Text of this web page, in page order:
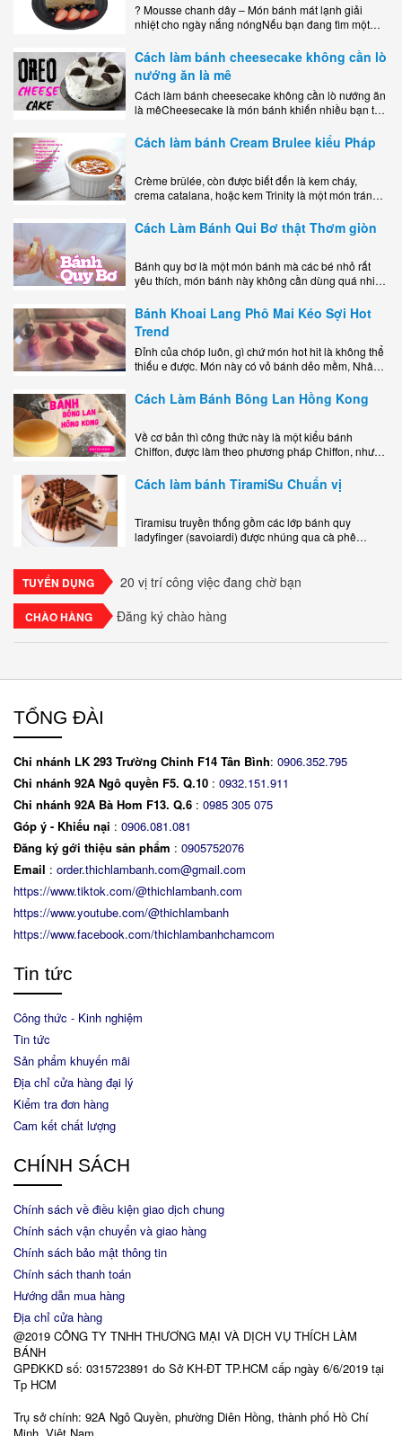
? Mousse chanh dây – Món bánh mát lạnh giải
nhiệt cho ngày nắng nóngNếu bạn đang tìm một
dễ..
Cách làm bánh cheesecake không cần lò
nướng ăn là mê
Cách làm bánh cheesecake không cần lò nướng ăn
là mêCheesecake là món bánh khiến nhiều bạn trẻ
kem..
Cách làm bánh Cream Brulee kiểu Pháp
Crème brûlée, còn được biết đến là kem cháy,
crema catalana, hoặc kem Trinity là một món tráng
lớp..
Cách Làm Bánh Qui Bơ thật Thơm giòn
Bánh quy bơ là một món bánh mà các bé nhỏ rất
yêu thích, món bánh này không cần dùng quá nhiều
Bánh Khoai Lang Phô Mai Kéo Sợi Hot
Trend
Đỉnh của chóp luôn, gì chứ món hot hit là không thể
thiếu e được. Món này có vỏ bánh dẻo mềm, Nhân
Cách Làm Bánh Bông Lan Hồng Kong
Về cơ bản thì công thức này là một kiểu bánh
Chiffon, được làm theo phương pháp Chiffon, nhưng
ngon, làm..
Cách làm bánh TiramiSu Chuẩn vị
Tiramisu truyền thống gồm các lớp bánh quy
ladyfinger (savoiardi) được nhúng qua cà phê
TUYỂN DỤNG 20 vị trí công việc đang chờ bạn
CHÀO HÀNG Đăng ký chào hàng
TỔNG ĐÀI
Chi nhánh LK 293 Trường Chinh F14 Tân Bình: 0906.352.795
Chi nhánh 92A Ngô quyền F5. Q.10 : 0932.151.911
Chi nhánh 92A Bà Hom F13. Q.6 : 0985 305 075
Góp ý - Khiếu nại : 0906.081.081
Đăng ký gới thiệu sản phẩm : 0905752076
Email : order.thichlambanh.com@gmail.com
https://www.tiktok.com/@thichlambanh.com
https://www.youtube.com/@thichlambanh
https://www.facebook.com/thichlambanhchamcom
Tin tức
Công thức - Kinh nghiệm
Tin tức
Sản phẩm khuyến mãi
Địa chỉ cửa hàng đại lý
Kiểm tra đơn hàng
Cam kết chất lượng
CHÍNH SÁCH
Chính sách về điều kiện giao dịch chung
Chính sách vận chuyển và giao hàng
Chính sách bảo mật thông tin
Chính sách thanh toán
Hướng dẫn mua hàng
Địa chỉ cửa hàng
@2019 CÔNG TY TNHH THƯƠNG MẠI VÀ DỊCH VỤ THÍCH LÀM
BÁNH
GPĐKKD số: 0315723891 do Sở KH-ĐT TP.HCM cấp ngày 6/6/2019 tại
Tp HCM
Trụ sở chính: 92A Ngô Quyền, phường Diên Hồng, thành phố Hồ Chí